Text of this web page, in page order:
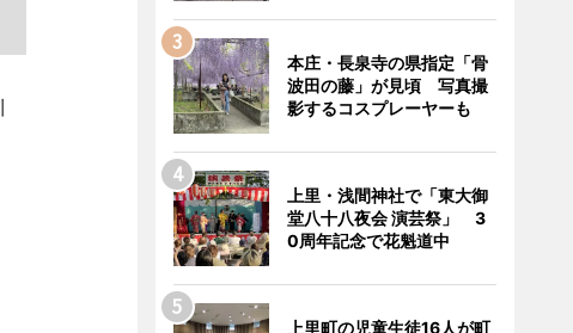
本庄・長泉寺の県指定「骨
波田の藤」が見頃 写真撮
影するコスプレーヤーも
上里・浅間神社で「東大御
堂八十八夜会 演芸祭」 3
0周年記念で花魁道中
上里町の児童生徒16人が町